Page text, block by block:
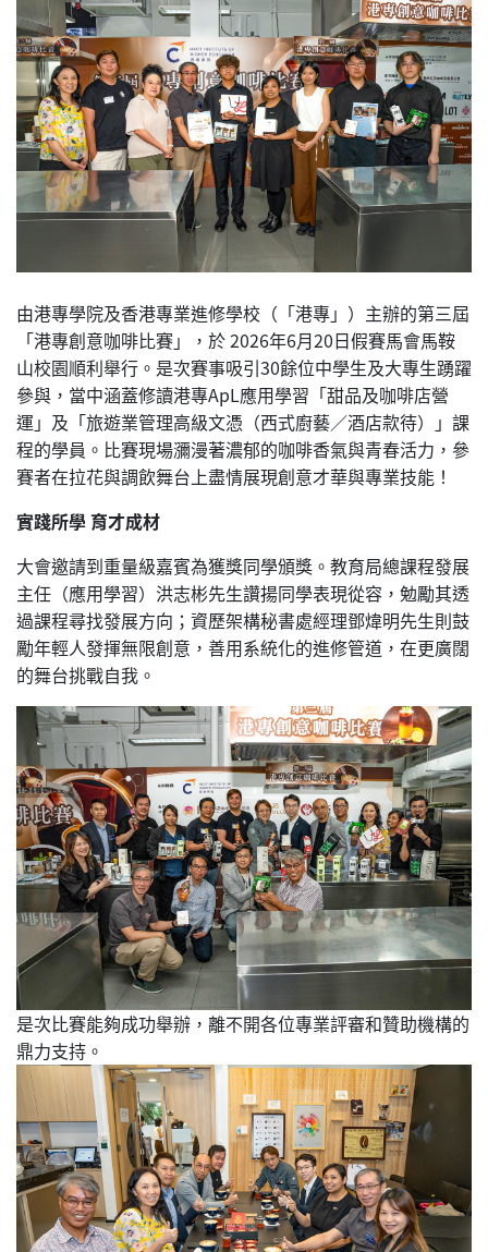
由港專學院及香港專業進修學校（「港專」）主辦的第三屆
「港專創意咖啡比賽」，於 2026年6月20日假賽馬會馬鞍
山校園順利舉行。是次賽事吸引30餘位中學生及大專生踴躍
參與，當中涵蓋修讀港專ApL應用學習「甜品及咖啡店營
運」及「旅遊業管理高級文憑（西式廚藝／酒店款待）」課
程的學員。比賽現場瀰漫著濃郁的咖啡香氣與青春活力，參
賽者在拉花與調飲舞台上盡情展現創意才華與專業技能！
實踐所學 育才成材
大會邀請到重量級嘉賓為獲獎同學頒獎。教育局總課程發展
主任（應用學習）洪志彬先生讚揚同學表現從容，勉勵其透
過課程尋找發展方向；資歷架構秘書處經理鄧煒明先生則鼓
勵年輕人發揮無限創意，善用系統化的進修管道，在更廣闊
的舞台挑戰自我。
是次比賽能夠成功舉辦，離不開各位專業評審和贊助機構的
鼎力支持。